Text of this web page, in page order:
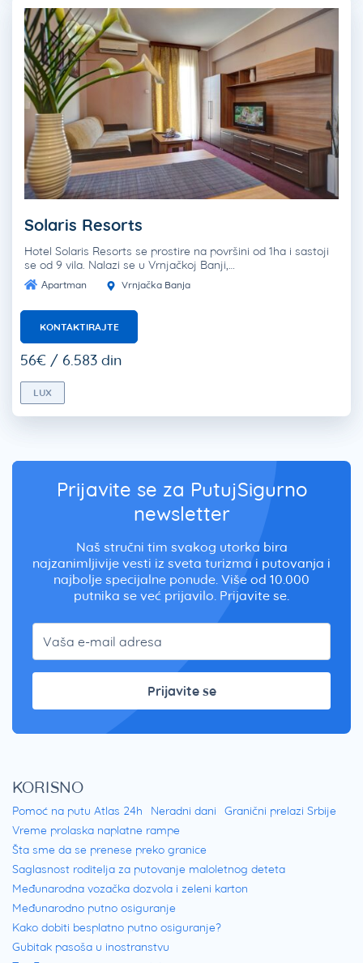
Solaris Resorts
Hotel Solaris Resorts se prostire na površini od 1ha i sastoji
se od 9 vila. Nalazi se u Vrnjačkoj Banji,…
Apartman Vrnjačka Banja
KONTAKTIRAJTE
56€ / 6.583 din
LUX
Prijavite se za PutujSigurno
newsletter
Naš stručni tim svakog utorka bira
najzanimljivije vesti iz sveta turizma i putovanja i
najbolje specijalne ponude. Više od 10.000
putnika se već prijavilo. Prijavite se.
Prijavite se
KORISNO
Pomoć na putu Atlas 24h Neradni dani
Granični prelazi Srbije
Vreme prolaska naplatne rampe
Šta sme da se prenese preko granice
Saglasnost roditelja za putovanje maloletnog deteta
Međunarodna vozačka dozvola i zeleni karton
Međunarodno putno osiguranje
Kako dobiti besplatno putno osiguranje?
Gubitak pasoša u inostranstvu